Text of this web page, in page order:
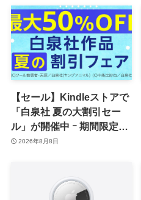
【セール】Kindleストアで
「白泉社 夏の大割引セー
ル」が開催中 ｰ 期間限定
70％オフや全巻50％オフな
2026年8月8日